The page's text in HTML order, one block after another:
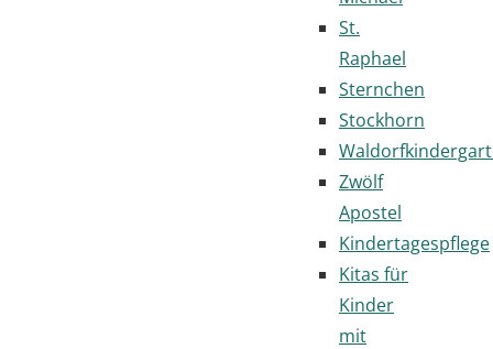
St.
Raphael
Sternchen
Stockhorn
Zwölf
Apostel
Kindertagespflege
Kitas für
Kinder
mit